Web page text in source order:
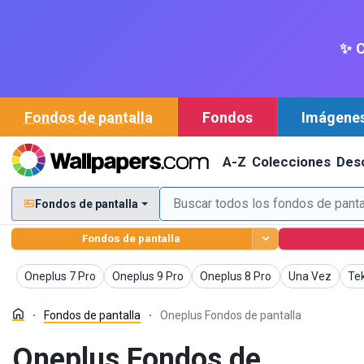
✨
Fondos de pantalla Fondos
A-Z Colecciones
Fondos de pantalla
Fondos de pantalla
Oneplus 7 Pro
Fondos de pantallaOneplus 9 Pro
Fondos de pantallaOneplus 8 Pro
Fondos de pantallaUna Vez
Fondos de
Fondos de pantalla Oneplus Fondos de pantalla